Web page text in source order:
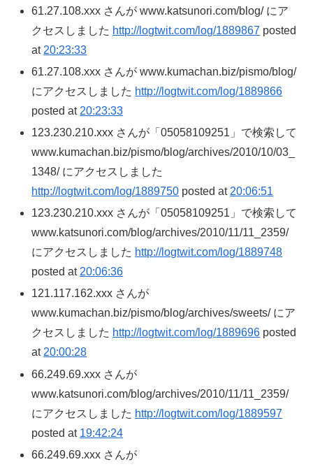
61.27.108.xxx さんが www.katsunori.com/blog/ にア
クセスしました http://logtwit.com/log/1889867 posted
at 20:23:33
61.27.108.xxx さんが www.kumachan.biz/pismo/blog/
にアクセスしました http://logtwit.com/log/1889866
posted at 20:23:33
123.230.210.xxx さんが「05058109251」で検索して
www.kumachan.biz/pismo/blog/archives/2010/10/03_
1348/ にアクセスしました
http://logtwit.com/log/1889750 posted at 20:06:51
123.230.210.xxx さんが「05058109251」で検索して
www.katsunori.com/blog/archives/2010/11/11_2359/
にアクセスしました http://logtwit.com/log/1889748
posted at 20:06:36
121.117.162.xxx さんが
www.kumachan.biz/pismo/blog/archives/sweets/ にア
クセスしました http://logtwit.com/log/1889696 posted
at20:00:28
66.249.69.xxx さんが
www.katsunori.com/blog/archives/2010/11/11_2359/
にアクセスしました http://logtwit.com/log/1889597
posted at 19:42:24
66.249.69.xxx さんが